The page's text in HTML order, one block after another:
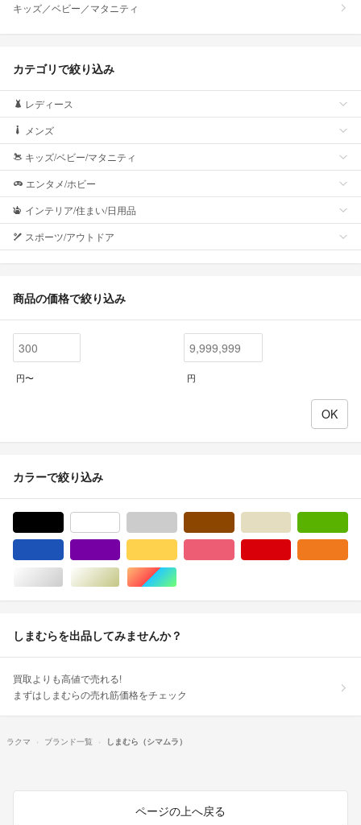
キッズ／ベビー／マタニティ
カテゴリで絞り込み
レディース
メンズ
キッズ/ベビー/マタニティ
エンタメ/ホビー
インテリア/住まい/日用品
スポーツ/アウトドア
商品の価格で絞り込み
円〜 円
カラーで絞り込み
シルバー/銀色系ゴールド/金色系マルチカラー
しまむらを出品してみませんか？
買取よりも高値で売れる!
まずはしまむらの売れ筋価格をチェック
ラクマ ブランド一覧 しまむら（シマムラ）
ページの上へ戻る